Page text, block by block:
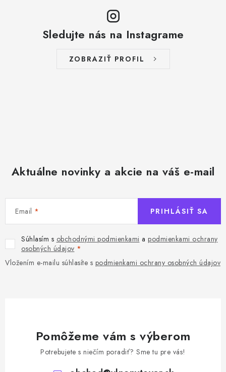
Sledujte nás na Instagrame
ZOBRAZIŤ PROFIL
Aktuálne novinky a akcie na váš e-mail
Email
Súhlasím s obchodnými podmienkami a podmienkami ochrany
osobných údajov
Vložením e-mailu súhlasíte s podmienkami ochrany osobných údajov
PRIHLÁSIŤ SA
Pomôžeme vám s výberom
Potrebujete s niečím poradiť? Sme tu pre vás!